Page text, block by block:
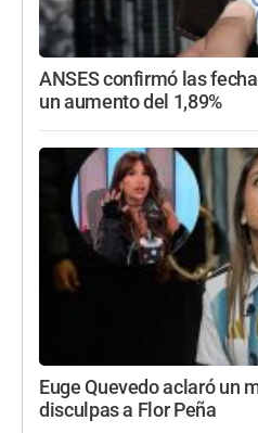
ANSES confirmó las
un aumento del 1,89%
Euge Quevedo aclaró un
disculpas a Flor Peña